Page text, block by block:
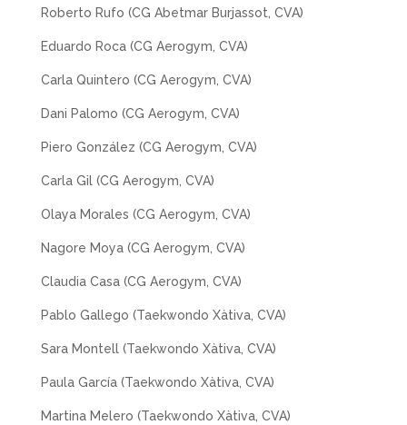
Roberto Rufo (CG Abetmar Burjassot, CVA)
Eduardo Roca (CG Aerogym, CVA)
Carla Quintero (CG Aerogym, CVA)
Dani Palomo (CG Aerogym, CVA)
Piero González (CG Aerogym, CVA)
Carla Gil (CG Aerogym, CVA)
Olaya Morales (CG Aerogym, CVA)
Nagore Moya (CG Aerogym, CVA)
Claudia Casa (CG Aerogym, CVA)
Pablo Gallego (Taekwondo Xàtiva, CVA)
Sara Montell (Taekwondo Xàtiva, CVA)
Paula García (Taekwondo Xàtiva, CVA)
Martina Melero (Taekwondo Xàtiva, CVA)